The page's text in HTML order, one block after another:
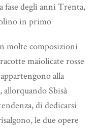
fase degli anni Trenta,
in primo
molte composizioni
maiolicate rosse
alla
Sbisà
di dedicarsi
le due opere